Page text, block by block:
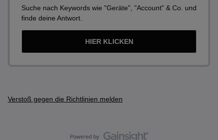
Suche nach Keywords wie "Geräte", "Account" & Co. und
finde deine Antwort.
HIER KLICKEN
Verstoß gegen die Richtlinien melden